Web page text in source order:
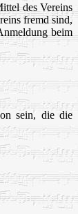
des Vereins
fremd sind,
beim
sein, die die